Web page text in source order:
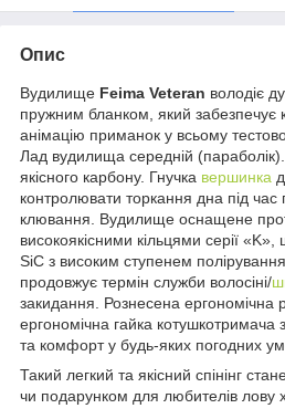
Опис
Вудилище Feima Veteran володіє
пружним бланком, який забезпечує
анімацію приманок у всьому
Лад вудилища середній
якісного карбону. Гнучка вершинка
контролювати торкання дна під час
клювання. Вудилище оснащене
високоякісними кільцями серії
SiC з високим ступенем
продовжує термін служби волосіні/
закидання. Рознесена ергономічна
ергономічна гайка котушкотримача
та комфорт у будь-яких погодних
Такий легкий та якісний спінінг
чи подарунком для любителів лову